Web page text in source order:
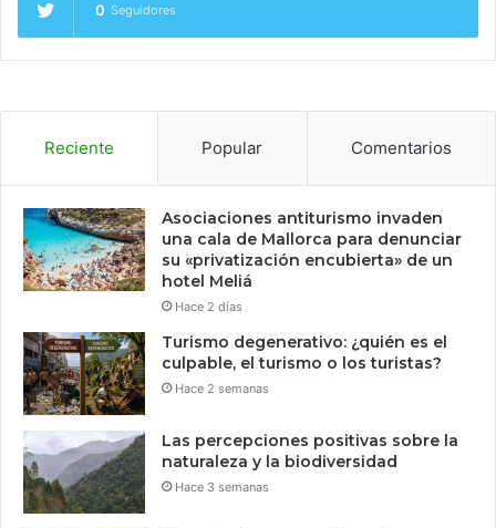
0 Seguidores
Reciente Popular Comentarios
Asociaciones antiturismo invaden
una cala de Mallorca para denunciar
su «privatización encubierta» de un
hotel Meliá
Hace 2 días
Turismo degenerativo: ¿quién es el
culpable, el turismo o los turistas?
Hace 2 semanas
Las percepciones positivas sobre la
naturaleza y la biodiversidad
Hace 3 semanas